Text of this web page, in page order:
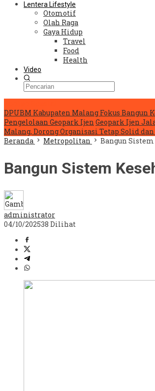
Lentera Lifestyle
Otomotif
Olah Raga
Gaya Hidup
Travel
Food
Health
Video
DPUBM Kabupaten Malang Fokus
Pengelolaan Geopark Ijen Geopark Ijen
Malang, Dorong Organisasi Tetap Solid
Beranda
Metropolitan Bangun
Bangun Sistem
administrator
04/10/202538 Dilihat